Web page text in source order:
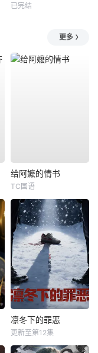
已完结
更多
给阿嬷的情书
TC国语
凛冬下的罪恶
更新至第12集